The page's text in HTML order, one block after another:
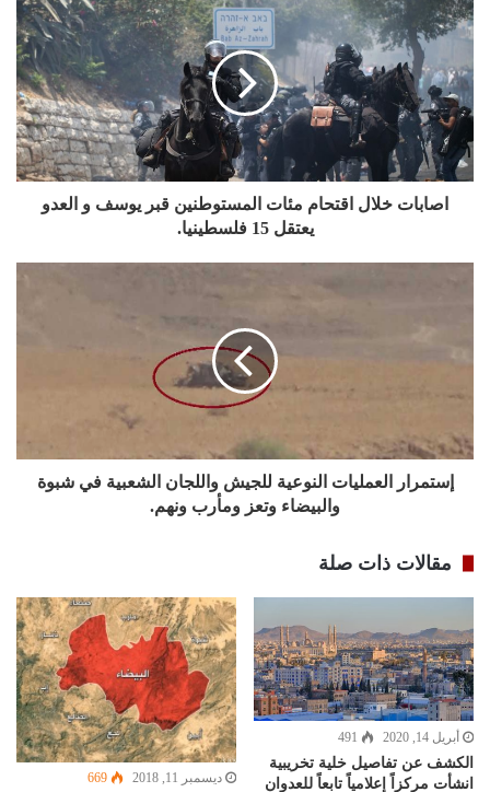
اصابات خلال اقتحام مئات المستوطنين قبر يوسف و العدو
يعتقل 15 فلسطينيا.
إستمرار العمليات النوعية للجيش واللجان الشعبية في شبوة
والبيضاء وتعز ومأرب ونهم.
مقالات ذات صلة
أبريل 14, 2020 491
الكشف عن تفاصيل خلية تخريبية
انشأت مركزاً إعلامياً تابعاً للعدوان
ديسمبر 11, 2018 669